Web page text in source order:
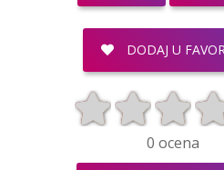
DODAJ U
0 ocena